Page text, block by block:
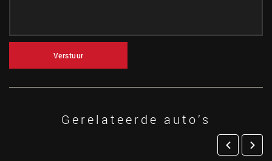
Verstuur
Gerelateerde auto’s